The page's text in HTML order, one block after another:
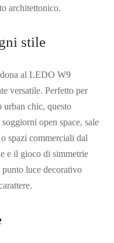
architettonico.
stile
al LEDO W9
versatile. Perfetto per
urban chic, questo
open space, sale
spazi commerciali dal
e il gioco di simmetrie
luce decorativo